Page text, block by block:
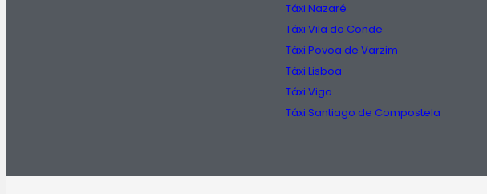
Táxi Nazaré
Táxi Vila do Conde
Táxi Povoa de Varzim
Táxi Lisboa
Táxi Vigo
Táxi Santiago de Compostela